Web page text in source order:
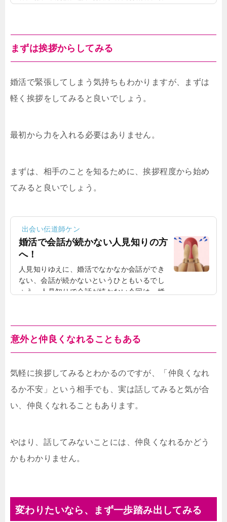
はありません。自分の希望に合うようなひと
と出会うことができるので、怖いひとと会う
というわけではないのです。初対面のひとと
ととうまく話せるのか不安」という方もいる
でしょう。それは、相手にとっても同じこと
です。相手のひと...
まずは挨拶からしてみる
婚活で緊張してしまう気持ちもわかりますが、まずは
軽く挨拶をしてみると良いでしょう。
最初から力を入れる必要はありません。
まずは、相手のことを知るために、挨拶程度から始め
てみると良いでしょう。
出会い伝道師ケン
婚活で会話が続かない人見知りの方
へ！
人見知りゆえに、婚活でなかなか会話ができ
ない、会話が続かないというひともいるでし
ょう。人見知りで会話が続かない今回は、婚
いまず、無理して話をする必要はないと思い
ます。どうしても会話が続かないと、無理し
さらに相手に戸惑いを与えてしまうこともあ
ると、余計な気疲れも起きてしまいます。聞
き上手は話し上手...
意外と仲良くなれることもある
気軽に挨拶してみるとわかるのですが、「仲良くなれ
るか不安」という相手でも、実は話してみると気が合
い、仲良くなれることもあります。
やはり、話してみないことには、仲良くなれるかどう
かもわかりません。
変わりたいなら、まず一歩踏み出してみる